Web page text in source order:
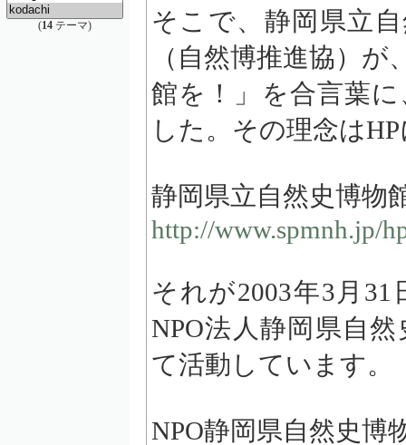
(14 テーマ)
そこで、静岡県立
（自然博推進協）
館を！」を合言葉
した。その理念は
静岡県立自然史博物
http://www.spmnh.jp/
それが2003年3月
NPO法人静岡県自
て活動しています。
NPO静岡県自然史博